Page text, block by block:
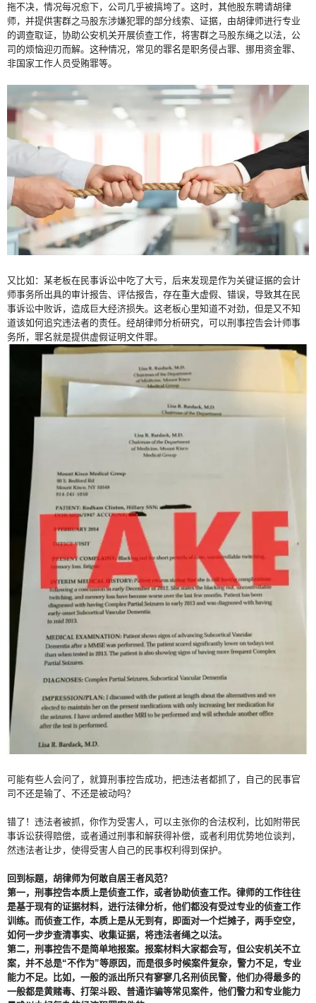
拖不决，情况每况愈下，公司几乎被搞垮了。这时，其他股东聘请胡律
师，并提供害群之马股东涉嫌犯罪的部分线索、证据，由胡律师进行专业
的调查取证，协助公安机关开展侦查工作，将害群之马股东绳之以法，公
司的烦恼迎刃而解。这种情况，常见的罪名是职务侵占罪、挪用资金罪、
非国家工作人员受贿罪等。
又比如：某老板在民事诉讼中吃了大亏，后来发现是作为关键证据的会计
师事务所出具的审计报告、评估报告，存在重大虚假、错误，导致其在民
事诉讼中败诉，造成巨大经济损失。这老板心里知道不对劲，但是又不知
道该如何追究违法者的责任。经胡律师分析研究，可以刑事控告会计师事
务所，罪名就是提供虚假证明文件罪。
可能有些人会问了，就算刑事控告成功，把违法者都抓了，自己的民事官
司不还是输了、不还是被动吗？
错了！违法者被抓，你作为受害人，可以主张你的合法权利，比如附带民
事诉讼获得赔偿，或者通过刑事和解获得补偿，或者利用优势地位谈判，
然违法者让步，使得受害人自己的民事权利得到保护。
回到标题，胡律师为何敢自居王者风范？
第一，刑事控告本质上是侦查工作，或者协助侦查工作。律师的工作往往
是基于现有的证据材料，进行法律分析，他们都没有受过专业的侦查工作
训练。而侦查工作，本质上是从无到有，即面对一个烂摊子，两手空空，
如何一步步查清事实、收集证据，将违法者绳之以法。
第二，刑事控告不是简单地报案。报案材料大家都会写，但公安机关不立
案，并不总是“不作为”等原因，而是很多时候案件复杂，警力不足，专业
能力不足。比如，一般的派出所只有寥寥几名刑侦民警，他们办得最多的
一般都是黄赌毒、打架斗殴、普通诈骗等常见案件，他们警力和专业能力